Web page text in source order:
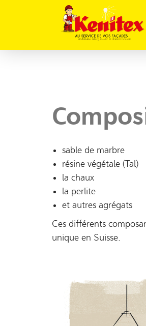
sable de marbre
résine végétale (Tal)
la chaux
la perlite
et autres agrégats
Ces différents
unique en Suisse.